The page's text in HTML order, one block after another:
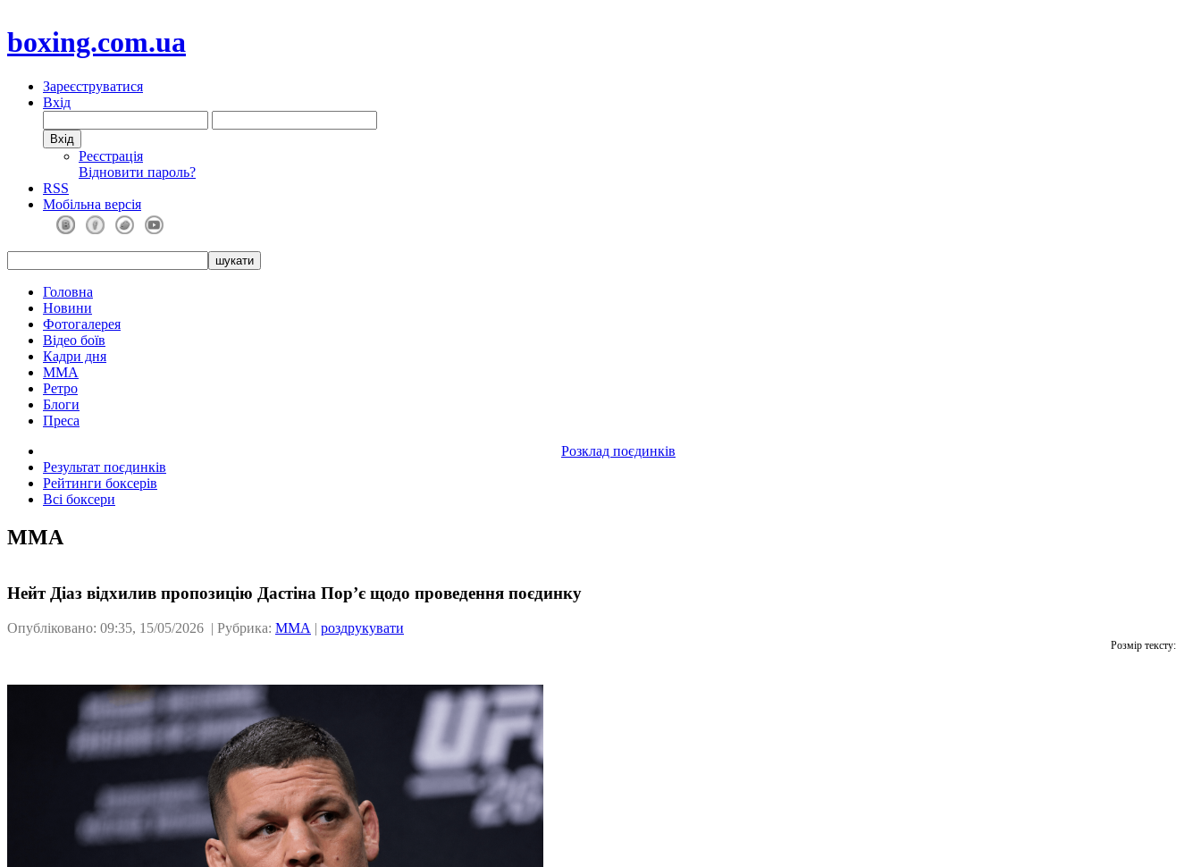
boxing.com.ua
Зареєструватися
Вхід
Реєстрація
Відновити пароль?
RSS
Мобільна версія
Головна
Новини
Фотогалерея
Відео боїв
Кадри дня
ММА
Ретро
Блоги
Преса
Розклад поєдинків
Результат поєдинків
Рейтинги боксерів
Всі боксери
ММА
Нейт Діаз відхилив пропозицію Дастіна Пор’є щодо проведення поєдинку
Опубліковано: 09:35, 15/05/2026 | Рубрика: ММА | роздрукувати
Розмір тексту: